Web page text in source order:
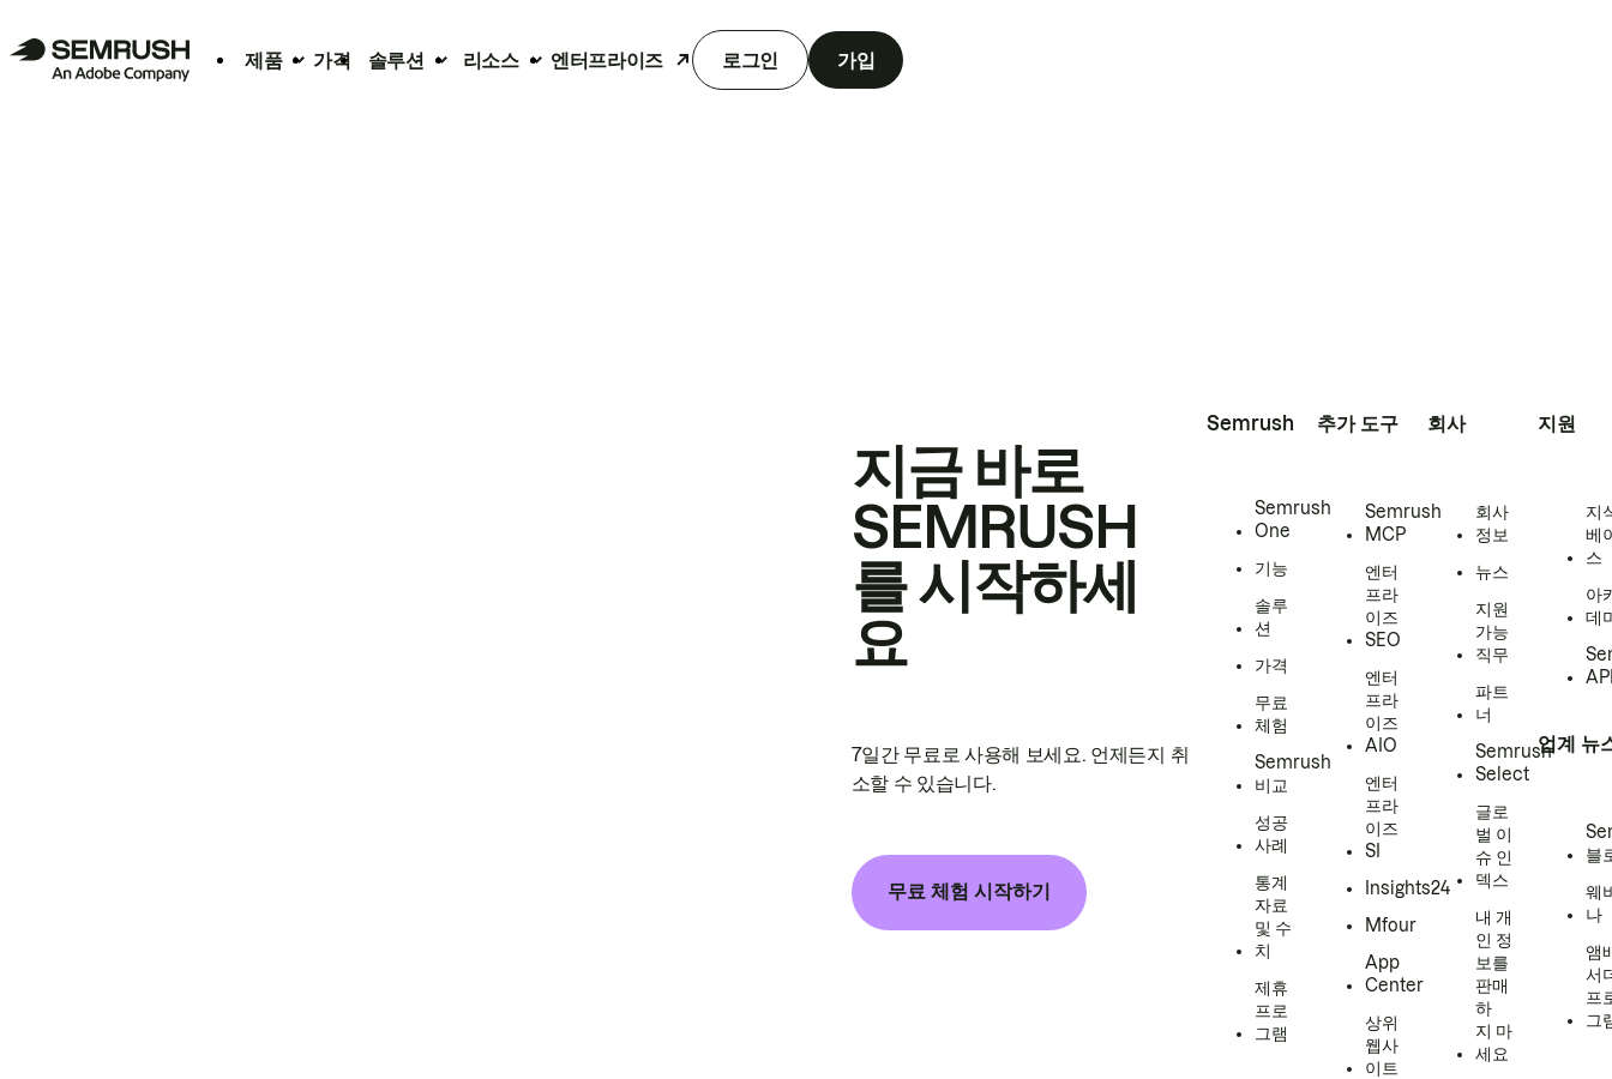
제품 가격 솔루션 리소스 엔터프라이즈 로그인 가입
지금 바로
SEMRUSH
를 시작하세
요
7일간 무료로 사용해 보세요. 언제든지 취
소할 수 있습니다.
무료 체험 시작하기
Semrush
Semrush
One
기능
솔루
션
가격
무료
체험
Semrush
비교
성공
사례
통계
자료
및 수
치
제휴
프로
그램
추가 도구
Semrush
MCP
엔터
프라
이즈
SEO
엔터
프라
이즈
AIO
엔터
프라
이즈
SI
Insights24
Mfour
App
Center
상위
웹사
이트
회사
회사
정보
뉴스
지원
가능
직무
파트
너
Semrush
Select
글로
벌 이
슈 인
덱스
내 개
인 정
보를
판매
하
지 마
세요
지원
지
베
스
아
데
업계 뉴
블
웨
나
앰
서
프
그